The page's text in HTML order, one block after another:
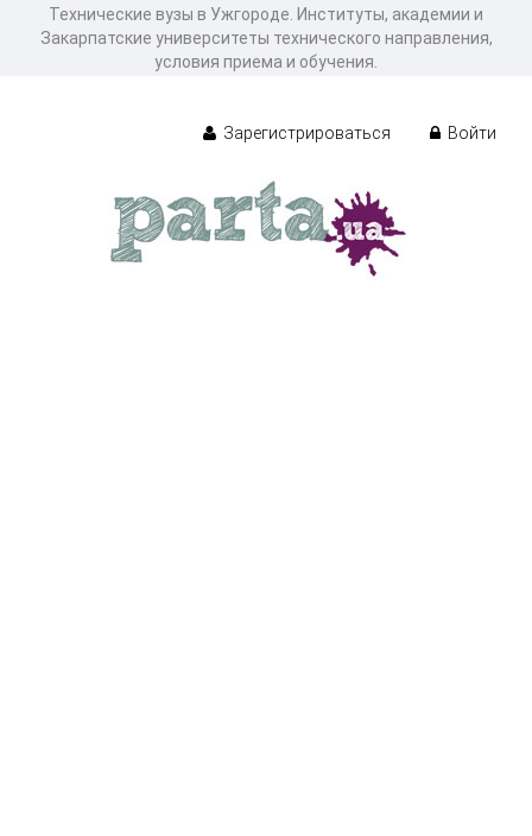
Технические вузы в Ужгороде. Институты, академии и
Закарпатские университеты технического направления,
условия приема и обучения.
Зарегистрироваться Войти